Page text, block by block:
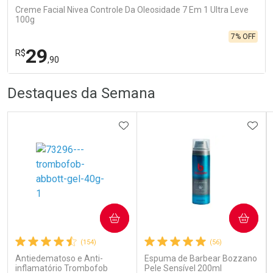
Creme Facial Nivea Controle Da Oleosidade 7 Em 1 Ultra Leve
100g
R$29,90
7% OFF
Laboratório
Comprar sem Desconto
Por R$ 29,90/cada
Por Menos
Comprar sem Desconto
Por R$ 29,90/cada
Destaques da Semana
(154)
Antiedematoso e Anti-
inflamatório Trombofob
ADICIONAR AOS FAVORITOS
COMPRAR
(56)
Espuma de Barbear Bozzano
Pele Sensível 200ml
COMPRAR